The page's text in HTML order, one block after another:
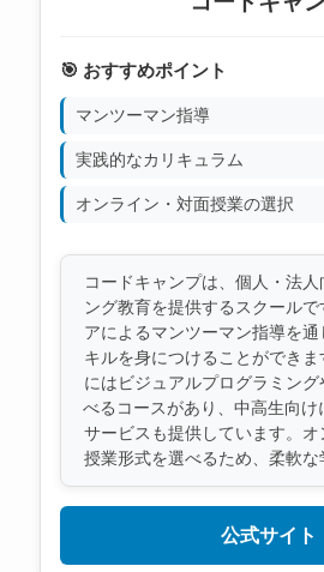
🎯 おすすめポイント
マンツーマン指導
実践的なカリキュラム
オンライン・対面授業の選択
コードキャンプは、個人・法人
ング教育を提供するスクール
アによるマンツーマン指導を通
キルを身につけることができ
にはビジュアルプログラミン
べるコースがあり、中高生向
サービスも提供しています。
授業形式を選べるため、柔軟な
公式サイト